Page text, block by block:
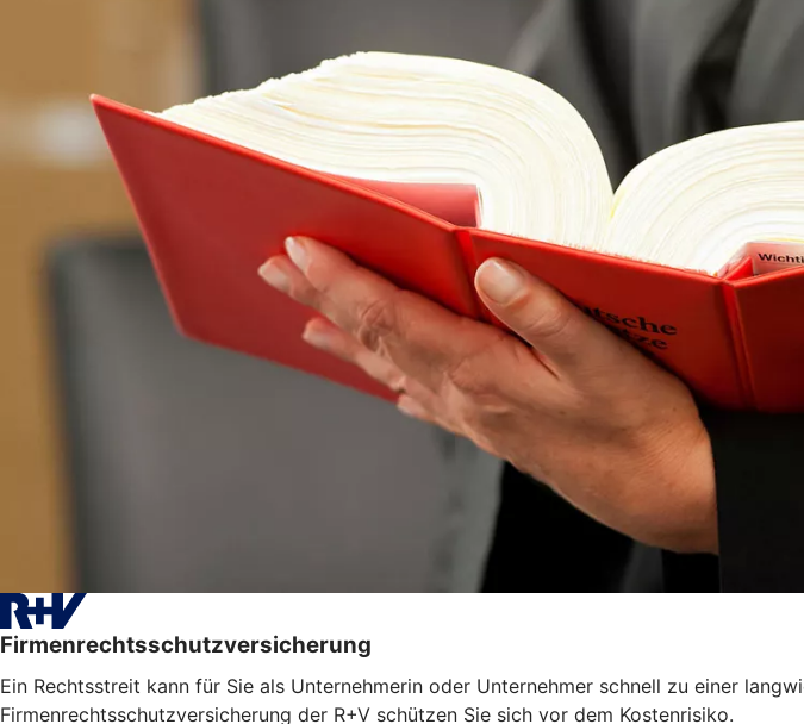
Firmenrechtsschutzversicherung
Ein Rechtsstreit kann für Sie als Unternehmerin oder Unternehmer schnell zu einer
Firmenrechtsschutzversicherung der R+V schützen Sie sich vor dem Kostenrisiko.